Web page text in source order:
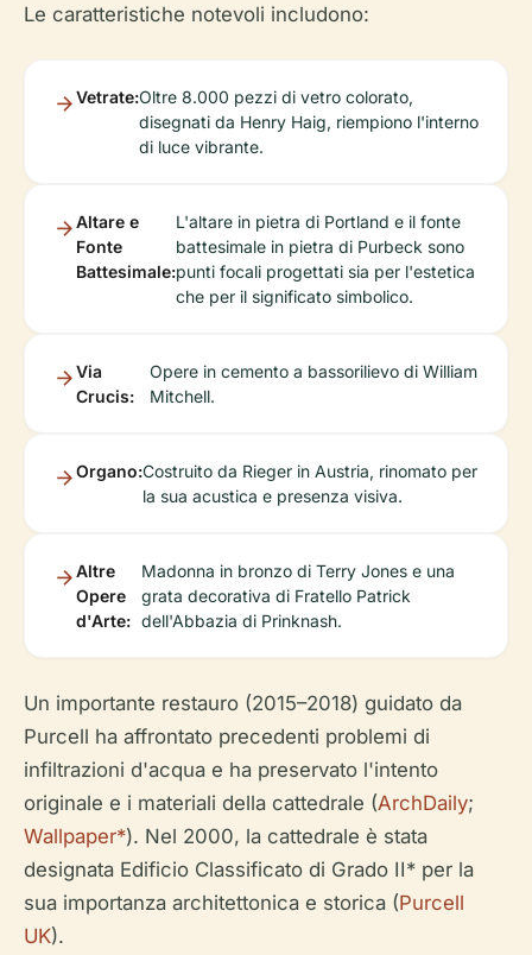
Le caratteristiche notevoli includono:
Vetrate:Oltre 8.000 pezzi di vetro colorato,
disegnati da Henry Haig, riempiono l'interno
di luce vibrante.
Altare e
Fonte
Battesimale:
L'altare in pietra di Portland e il fonte
battesimale in pietra di Purbeck sono
punti focali progettati sia per l'estetica
che per il significato simbolico.
Via
Crucis:
Opere in cemento a bassorilievo di William
Mitchell.
Organo:Costruito da Rieger in Austria, rinomato per
la sua acustica e presenza visiva.
Altre
Opere
d'Arte:
Madonna in bronzo di Terry Jones e una
grata decorativa di Fratello Patrick
dell'Abbazia di Prinknash.
Un importante restauro (2015–2018) guidato da
Purcell ha affrontato precedenti problemi di
infiltrazioni d'acqua e ha preservato l'intento
originale e i materiali della cattedrale (ArchDaily;
Wallpaper*). Nel 2000, la cattedrale è stata
designata Edificio Classificato di Grado II* per la
sua importanza architettonica e storica (Purcell
UK).